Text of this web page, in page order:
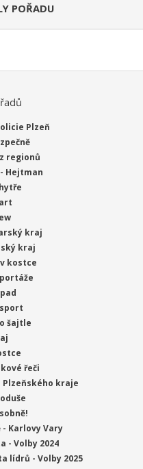
POŘADU
Plzeň
regionů
Hejtman
kraj
kraj
kostce
šajtle
řeči
kraje
Karlovy Vary
- Volby 2024
lídrů - Volby 2025